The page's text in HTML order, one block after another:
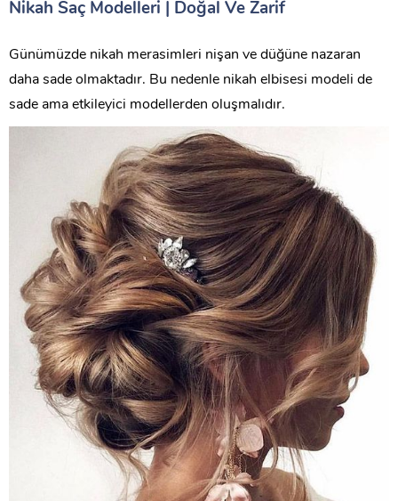
Nikah Saç Modelleri | Doğal Ve Zarif
Günümüzde nikah merasimleri nişan ve düğüne nazaran
daha sade olmaktadır. Bu nedenle nikah elbisesi modeli de
sade ama etkileyici modellerden oluşmalıdır.